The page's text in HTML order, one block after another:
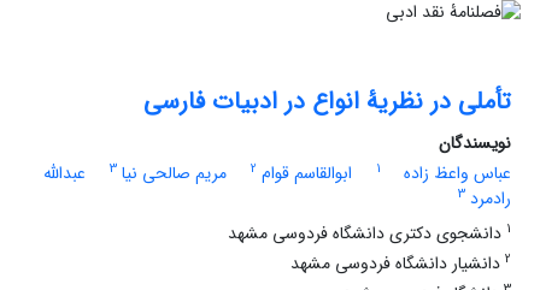
تأملی در نظریۀ انواع در ادبیات فارسی
نویسندگان
عباس واعظ زاده
1 ابوالقاسم قوام 2 مریم صالحی نیا 3
عبدالله
رادمرد 3
1 دانشجوی دکتری دانشگاه فردوسی مشهد
2 دانشیار دانشگاه فردوسی مشهد